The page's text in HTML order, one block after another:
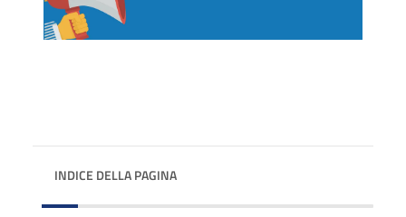
INDICE DELLA PAGINA